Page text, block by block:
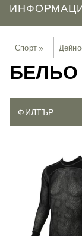
Спорт ‪»
БЕЛЬО
ФИЛТЪР